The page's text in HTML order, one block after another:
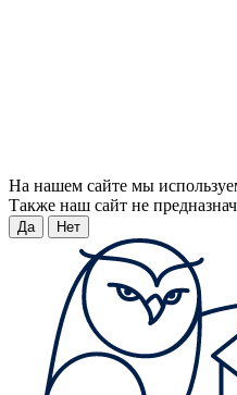
На нашем сайте мы
Также наш сайт не
Да Нет